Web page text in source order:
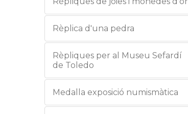
Rèplica d'una pedra
Rèpliques per al Museu Sefardí
de Toledo
Medalla exposició numismàtica